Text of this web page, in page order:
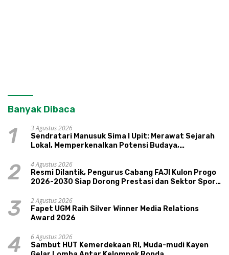
Banyak Dibaca
1
3 Agustus 2026
Sendratari Manusuk Sima I Upit: Merawat Sejarah
Lokal, Memperkenalkan Potensi Budaya,
2
4 Agustus 2026
Resmi Dilantik, Pengurus Cabang FAJI Kulon Progo
2026-2030 Siap Dorong Prestasi dan Sektor Sport
3
2 Agustus 2026
Fapet UGM Raih Silver Winner Media Relations
Award 2026
4
6 Agustus 2026
Sambut HUT Kemerdekaan RI, Muda-mudi Kayen